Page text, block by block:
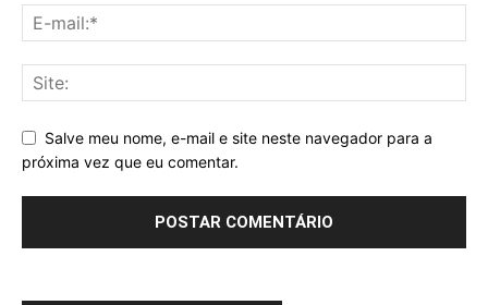
Salve meu nome, e-mail e site neste navegador para a
próxima vez que eu comentar.